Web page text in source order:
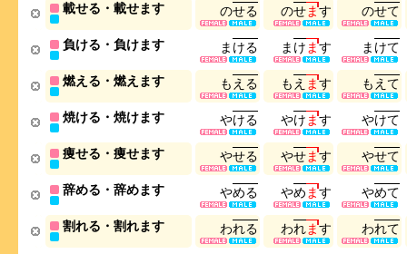
載せる・載せます のせる のせます のせて
負ける・負けます ま ける ま け ます ま けて
燃える・燃えます も え る も え ます も え て
焼ける・焼けます やける やけ ます やけて
痩せる・痩せます やせる やせます やせて
辞める・辞めます やめる やめ ます やめて
割れる・割れます われる われます われて